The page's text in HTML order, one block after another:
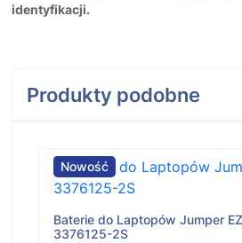
identyfikacji.
Produkty podobne
Nowość
Baterie do Laptopów Jumper
3376125-2S